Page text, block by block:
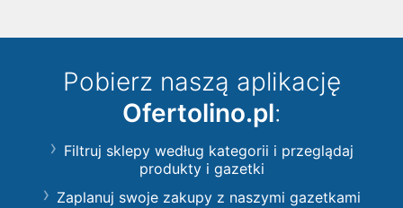
Pobierz naszą aplikację
Ofertolino.pl:
Filtruj sklepy według kategorii i przeglądaj
produkty i gazetki
Zaplanuj swoje zakupy z naszymi gazetkami